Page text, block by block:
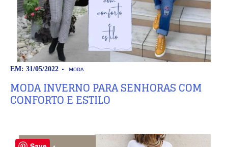
EM: 31/05/2022 MODA
MODA INVERNO PARA SENHORAS COM
CONFORTO E ESTILO